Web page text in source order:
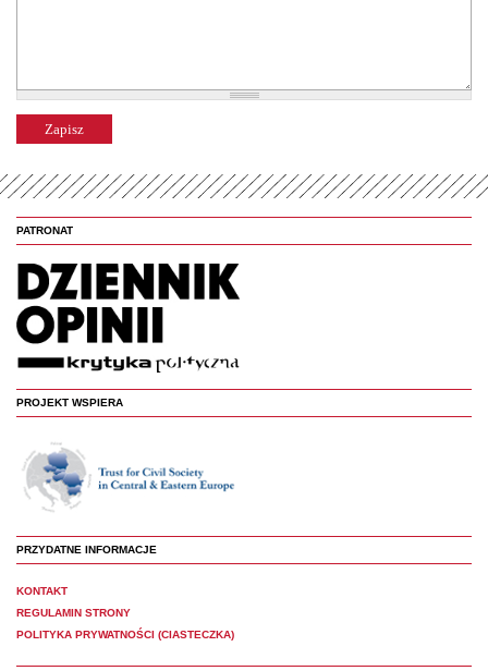
PATRONAT
PROJEKT WSPIERA
PRZYDATNE INFORMACJE
KONTAKT
REGULAMIN STRONY
POLITYKA PRYWATNOŚCI (CIASTECZKA)